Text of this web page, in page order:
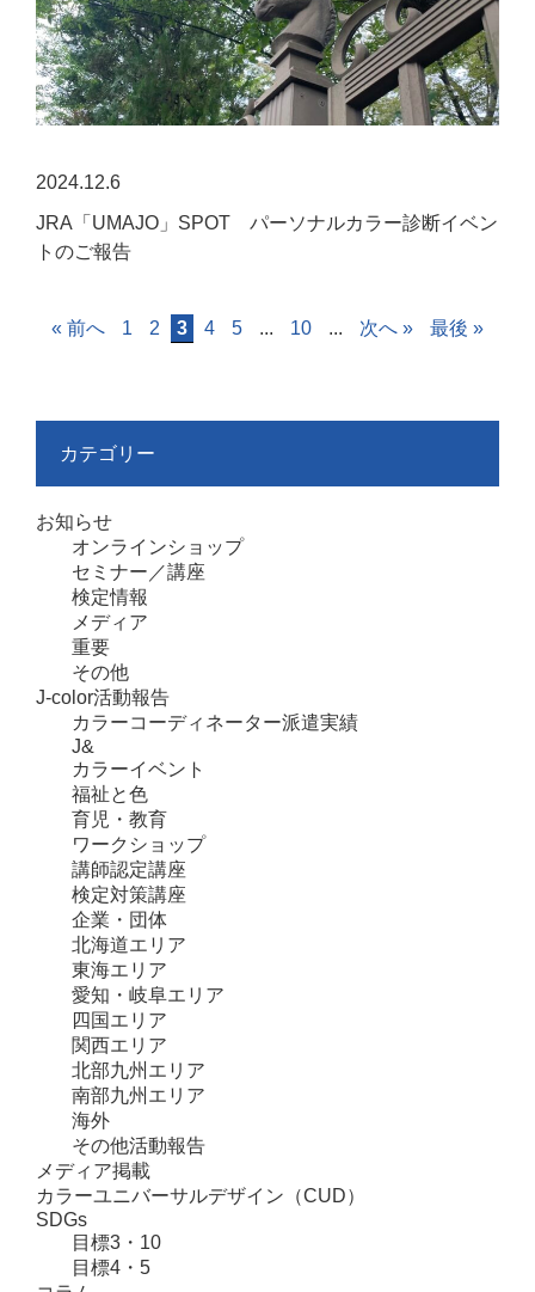
2024.12.6
JRA「UMAJO」SPOT パーソナルカラー診断イベン
トのご報告
« 前へ 1 2 3 4 5 ... 10 ... 次へ » 最後 »
カテゴリー
お知らせ
オンラインショップ
セミナー／講座
検定情報
メディア
重要
その他
J-color活動報告
カラーコーディネーター派遣実績
J&
カラーイベント
福祉と色
育児・教育
ワークショップ
講師認定講座
検定対策講座
企業・団体
北海道エリア
東海エリア
愛知・岐阜エリア
四国エリア
関西エリア
北部九州エリア
南部九州エリア
海外
その他活動報告
メディア掲載
カラーユニバーサルデザイン（CUD）
SDGs
目標3・10
目標4・5